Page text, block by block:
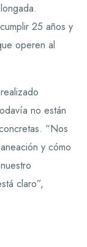
25 años y
operen al
no están
“Nos
y cómo
claro”,